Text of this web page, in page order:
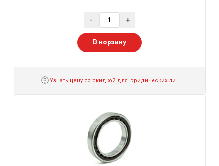
- +
В корзину
Узнать цену со скидкой для юридических лиц